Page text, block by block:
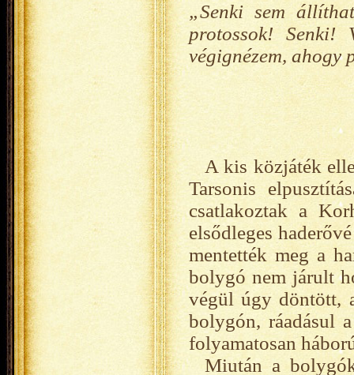
„Senki sem
protossok!
végignézem,
A kis közjáték
Tarsonis
csatlakoztak a
elsődleges
mentették meg a
bolygó nem járult
végül úgy döntött,
bolygón, ráadásul
folyamatosan
Miután a